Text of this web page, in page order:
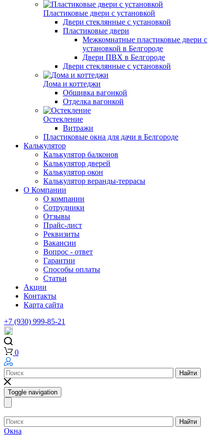
Пластиковые двери с установкой
Двери стеклянные с установкой
Пластиковые двери
Межкомнатные пластиковые двери с
установкой в Белгороде
Двери ПВХ в Белгороде
Двери стеклянные с установкой
Дома и коттеджи
Обшивка вагонкой
Отделка вагонкой
Остекление
Витражи
Пластиковые окна для дачи в Белгороде
Калькулятор
Калькулятор балконов
Калькулятор дверей
Калькулятор окон
Калькулятор веранды-террасы
О Компании
О компании
Сотрудники
Отзывы
Прайс-лист
Реквизиты
Вакансии
Вопрос - ответ
Гарантии
Способы оплаты
Статьи
Акции
Контакты
Карта сайта
+7 (930) 999-85-21
0
Найти
Toggle navigation
Найти
Окна